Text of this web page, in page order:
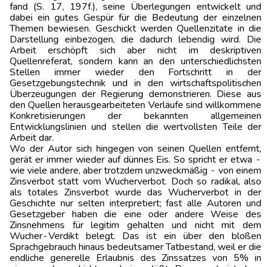
fand (S. 17, 197f.), seine Überlegungen entwickelt und
dabei ein gutes Gespür für die Bedeutung der einzelnen
Themen bewiesen. Geschickt werden Quellenzitate in die
Darstellung einbezogen, die dadurch lebendig wird. Die
Arbeit erschöpft sich aber nicht im deskriptiven
Quellenreferat, sondern kann an den unterschiedlichsten
Stellen immer wieder den Fortschritt in der
Gesetzgebungstechnik und in den wirtschaftspolitischen
Überzeugungen der Regierung demonstrieren. Diese aus
den Quellen herausgearbeiteten Verläufe sind willkommene
Konkretisierungen der bekannten allgemeinen
Entwicklungslinien und stellen die wertvollsten Teile der
Arbeit dar.
Wo der Autor sich hingegen von seinen Quellen entfernt,
gerät er immer wieder auf dünnes Eis. So spricht er etwa ‑
wie viele andere, aber trotzdem unzweckmäßig ‑ von einem
Zinsverbot statt vom Wucherverbot. Doch so radikal, also
als totales Zinsverbot wurde das Wucherverbot in der
Geschichte nur selten interpretiert; fast alle Autoren und
Gesetzgeber haben die eine oder andere Weise des
Zinsnehmens für legitim gehalten und nicht mit dem
Wucher‑Verdikt belegt. Das ist ein über den bloßen
Sprachgebrauch hinaus bedeutsamer Tatbestand, weil er die
endliche generelle Erlaubnis des Zinssatzes von 5% in